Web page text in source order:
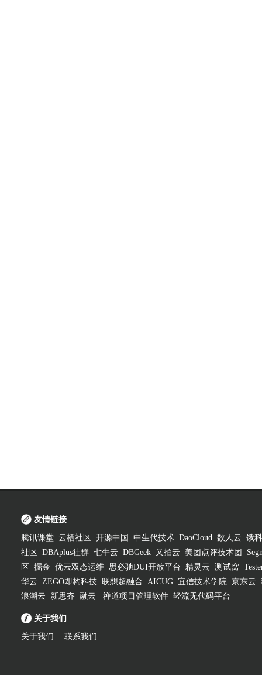
友情链接
腾讯课堂 云栖社区 开源中国 中生代技术 DaoCloud 数人云 饿
社区
DBAplus社群 七牛云 DBGeek 又拍云 美团点评技术团
区
掘金 优云双态运维 思必驰DUI开放平台 精灵云 测试窝
华云 ZEGO即构科技 联想超融合 AICUG 宜信技术学院 京东云
浪潮云
新思齐 融云 禅道项目管理软件 轻流无代码平台
关于我们
关于我们 联系我们